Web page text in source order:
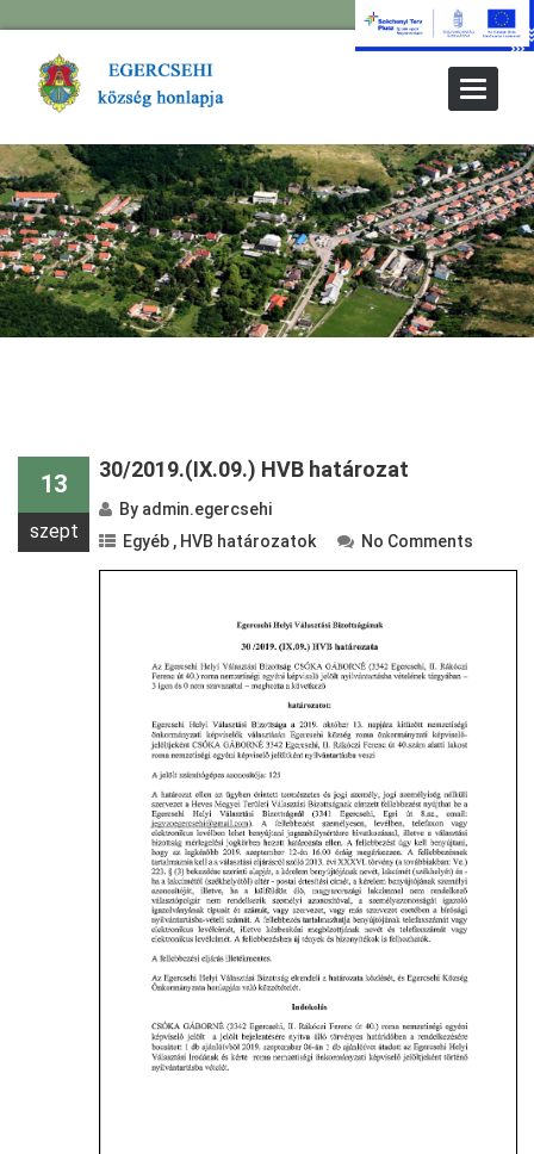
Toggle
13
szept
30/2019.(IX.09.) HVB határozat
By admin.egercsehi
Egyéb , HVB határozatok No Comments